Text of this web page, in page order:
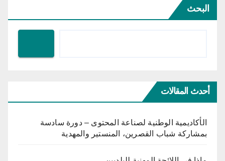
البحث
أحدث المقالات
الأكاديمية الوطنية لصناعة المحتوى – دورة سادسة
بمشاركة شباب القصرين، المنستير والمهدية